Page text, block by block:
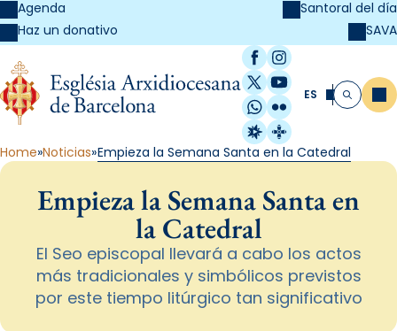
Agenda
Haz un donativo
Santoral del día
SAVA
Facebook
Instagram
X / Twitter
YouTube
WhatsApp
Flickr
Radio Estel
Catalunya
ES Buscar
Home Noticias Empieza la Semana Santa en la Catedral
Empieza la Semana Santa en
la Catedral
El Seo episcopal llevará a cabo los actos
más tradicionales y simbólicos previstos
por este tiempo litúrgico tan significativo